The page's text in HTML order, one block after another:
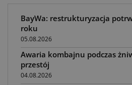
BayWa: restrukturyzacja
roku
05.08.2026
Awaria kombajnu podczas
przestój
04.08.2026